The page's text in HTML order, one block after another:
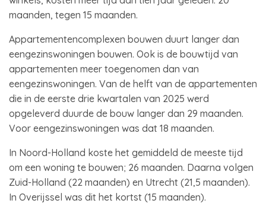
maanden, tegen 15 maanden.
Appartementencomplexen bouwen duurt langer dan
eengezinswoningen bouwen. Ook is de bouwtijd van
appartementen meer toegenomen dan van
eengezinswoningen. Van de helft van de appartementen
die in de eerste drie kwartalen van 2025 werd
opgeleverd duurde de bouw langer dan 29 maanden.
Voor eengezinswoningen was dat 18 maanden.
In Noord-Holland koste het gemiddeld de meeste tijd
om een woning te bouwen; 26 maanden. Daarna volgen
Zuid-Holland (22 maanden) en Utrecht (21,5 maanden).
In Overijssel was dit het kortst (15 maanden).